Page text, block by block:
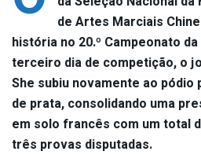
de Artes Marciais
história no 20.º Campeonato
terceiro dia de competição, o
She subiu novamente ao
de prata, consolidando uma
em solo francês com um total
três provas disputadas.